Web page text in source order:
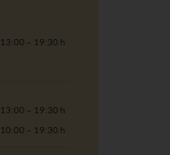
13:00 – 19:30 h
13:00 – 19:30 h
10:00 – 19:30 h